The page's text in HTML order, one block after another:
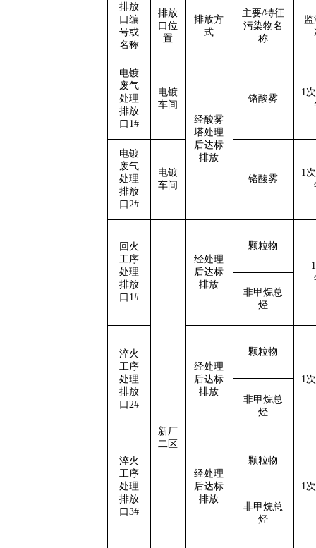
排放
口编
号或
名称
排放
口位
置
排放方
式
主要/特征
污染物名
称
监
电镀
废气
处理
排放
口1#
电镀
车间
经酸雾
塔处理
后达标
排放
铬酸雾
1
电镀
废气
处理
排放
口2#
电镀
车间
铬酸雾
1
回火
工序
处理
排放
口1#
新厂
二区
经处理
后达标
排放
颗粒物
非甲烷总
烃
淬火
工序
处理
排放
口2#
经处理
后达标
排放
颗粒物
1次
非甲烷总
烃
淬火
工序
处理
排放
口3#
经处理
后达标
排放
颗粒物
1次
非甲烷总
烃